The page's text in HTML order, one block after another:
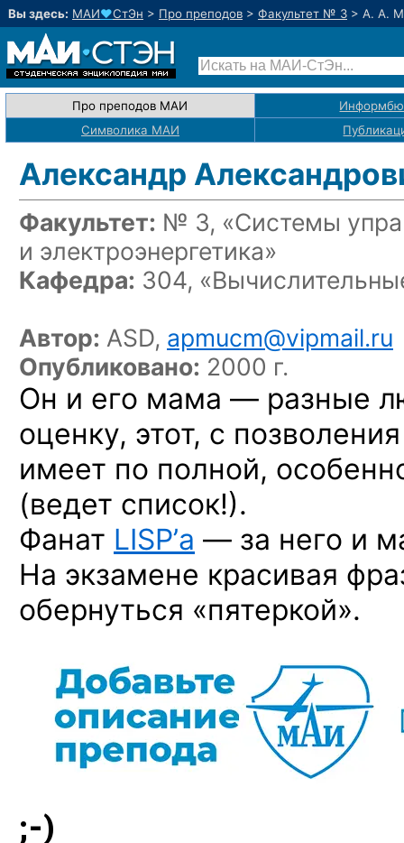
Вы здесь: МАИ♥СтЭн > Про преподов > Факультет № 3 > А. А.
Про преподов МАИ
Символика МАИ
Александр
Факультет: № 3, «Системы
и электроэнергетика»
Кафедра: 304,
Автор: ASD, apmucm@vipmail.ru
Опубликовано: 2000 г.
Он и его мама — разные
оценку, этот, с
имеет по полной,
(ведет список!).
Фанат LISP’а — за него и
На экзамене красивая
обернуться «пятеркой».